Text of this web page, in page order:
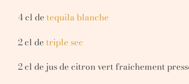
4 cl detequila blanche
2 cl detriple sec
2 cl de jus de citron vert fraîchement